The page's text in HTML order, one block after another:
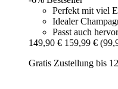
Perfekt mit viel
Idealer
Passt auch
149,90 € 159,99 €
Gratis Zustellung bis